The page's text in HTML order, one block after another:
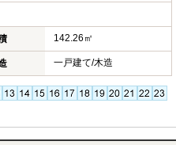
142.26㎡
一戸建て/木造